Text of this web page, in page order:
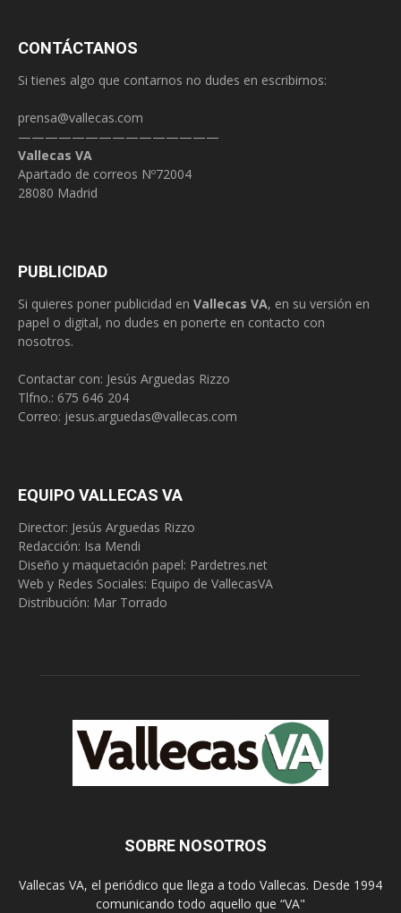
CONTÁCTANOS
Si tienes algo que contarnos no dudes en escribirnos:
prensa@vallecas.com
———————————————
Vallecas VA
Apartado de correos Nº72004
28080 Madrid
PUBLICIDAD
Si quieres poner publicidad en Vallecas VA, en su versión en
papel o digital, no dudes en ponerte en contacto con
nosotros.
Contactar con: Jesús Arguedas Rizzo
Tlfno.: 675 646 204
Correo: jesus.arguedas@vallecas.com
EQUIPO VALLECAS VA
Director: Jesús Arguedas Rizzo
Redacción: Isa Mendi
Diseño y maquetación papel: Pardetres.net
Web y Redes Sociales: Equipo de VallecasVA
Distribución: Mar Torrado
SOBRE NOSOTROS
Vallecas VA, el periódico que llega a todo Vallecas. Desde 1994
comunicando todo aquello que “VA"